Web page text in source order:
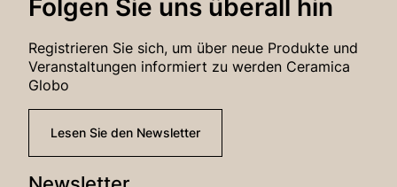
Email*
Passwort*
Folgen Sie uns überall hin
Registrieren Sie sich, um über neue Produkte und
Veranstaltungen informiert zu werden Ceramica
Globo
Lesen Sie den Newsletter